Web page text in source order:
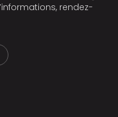
rendez-